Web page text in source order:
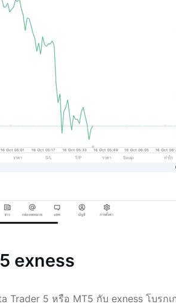
exness
Trader 5 หรือ MT5 กับ exness โบรกเ